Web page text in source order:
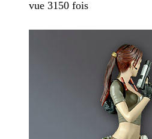
vue 3150 fois